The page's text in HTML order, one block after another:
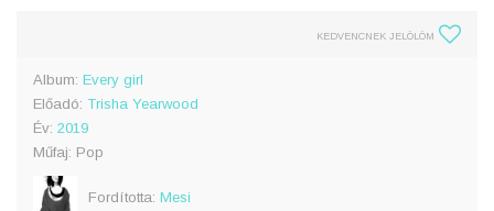
KEDVENCNEK JELÖLÖM
Album: Every girl
Előadó: Trisha Yearwood
Év: 2019
Műfaj: Pop
Fordította: Mesi